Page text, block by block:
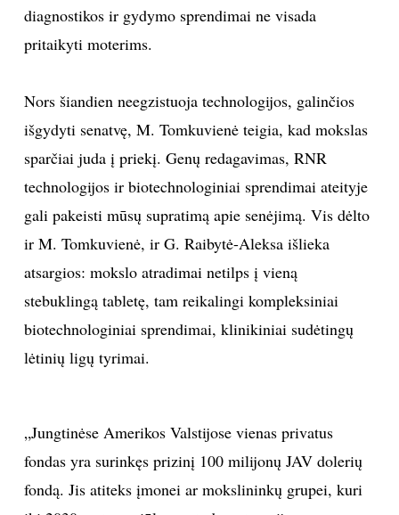
diagnostikos ir gydymo sprendimai ne visada
pritaikyti moterims.
Nors šiandien neegzistuoja technologijos, galinčios
išgydyti senatvę, M. Tomkuvienė teigia, kad mokslas
sparčiai juda į priekį. Genų redagavimas, RNR
technologijos ir biotechnologiniai sprendimai ateityje
gali pakeisti mūsų supratimą apie senėjimą. Vis dėlto
ir M. Tomkuvienė, ir G. Raibytė-Aleksa išlieka
atsargios: mokslo atradimai netilps į vieną
stebuklingą tabletę, tam reikalingi kompleksiniai
biotechnologiniai sprendimai, klinikiniai sudėtingų
lėtinių ligų tyrimai.
„Jungtinėse Amerikos Valstijose vienas privatus
fondas yra surinkęs prizinį 100 milijonų JAV dolerių
fondą. Jis atiteks įmonei ar mokslininkų grupei, kuri